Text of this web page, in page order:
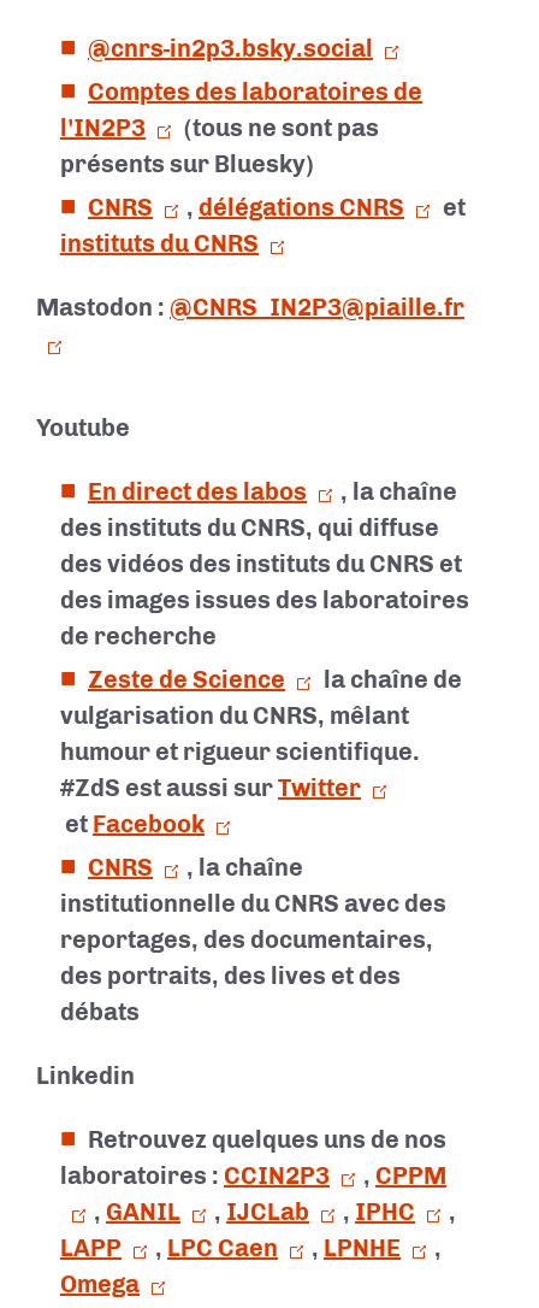
@cnrs-in2p3.bsky.social
Comptes des laboratoires de
l'IN2P3
(tous ne sont pas
présents sur Bluesky)
CNRS
, délégations CNRS
et
instituts du CNRS
Mastodon : @CNRS_IN2P3@piaille.fr
Youtube
En direct des labos
, la chaîne
des instituts du CNRS, qui diffuse
des vidéos des instituts du CNRS et
des images issues des laboratoires
de recherche
Zeste de Science
la chaîne de
vulgarisation du CNRS, mêlant
humour et rigueur scientifique.
#ZdS est aussi surTwitter
et Facebook
CNRS
, la chaîne
institutionnelle du CNRS avec des
reportages, des documentaires,
des portraits, des lives et des
débats
Linkedin
Retrouvez quelques uns de nos
laboratoires : CCIN2P3 , CPPM
, GANIL , IJCLab , IPHC
,
LAPP
, LPC Caen , LPNHE
,
Omega